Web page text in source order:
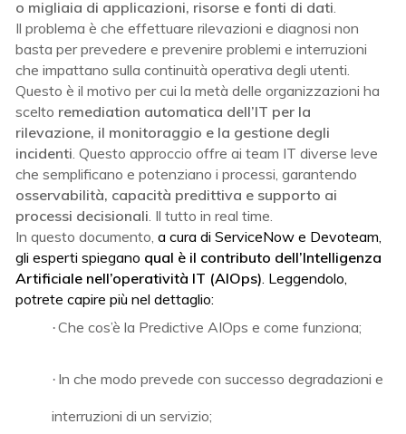
o migliaia di applicazioni, risorse e fonti di dati.
Il problema è che effettuare rilevazioni e diagnosi non
basta per prevedere e prevenire problemi e interruzioni
che impattano sulla continuità operativa degli utenti.
Questo è il motivo per cui la metà delle organizzazioni ha
scelto remediation automatica dell’IT per la
rilevazione, il monitoraggio e la gestione degli
incidenti. Questo approccio offre ai team IT diverse leve
che semplificano e potenziano i processi, garantendo
osservabilità, capacità predittiva e supporto ai
processi decisionali. Il tutto in real time.
In questo documento,a cura di ServiceNow e Devoteam,
gli esperti spiegano qual è il contributo dell’Intelligenza
Artificiale nell’operatività IT (AIOps). Leggendolo,
potrete capire più nel dettaglio:
·Che cos’è la Predictive AIOps e come funziona;
· In che modo prevede con successo degradazioni e
interruzioni di un servizio;